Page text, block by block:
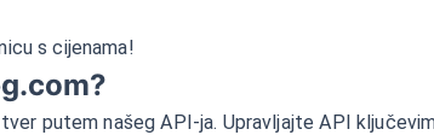
s cijenama!
putem našeg API-ja. Upravljajte API